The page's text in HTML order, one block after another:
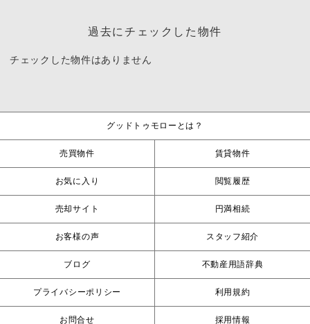
過去にチェックした物件
チェックした物件はありません
グッドトゥモローとは？
売買物件 賃貸物件
お気に入り 閲覧履歴
売却サイト 円満相続
お客様の声 スタッフ紹介
ブログ 不動産用語辞典
プライバシーポリシー 利用規約
お問合せ 採用情報